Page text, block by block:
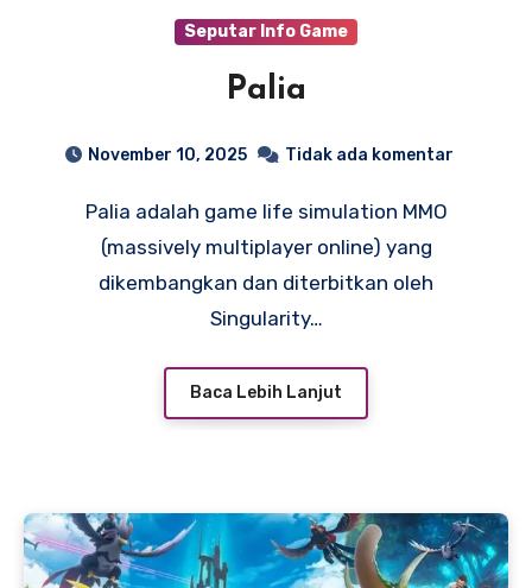
Seputar Info Game
Palia
November 10, 2025 Tidak ada komentar
Palia adalah game life simulation MMO
(massively multiplayer online) yang
dikembangkan dan diterbitkan oleh
Singularity…
Baca Lebih Lanjut